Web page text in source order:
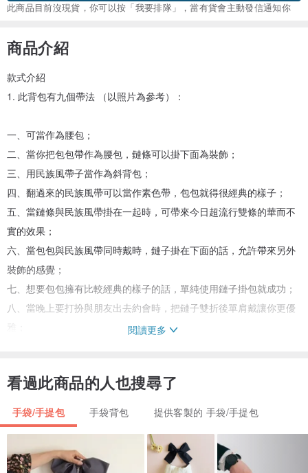
此商品目前沒現貨，你可以按「我要排隊」，當有貨會主動發信通知你
商品介紹
款式介紹
1. 此背包有九個帶法 （以照片為參考）：
一、可當作為腰包；
二、當你把包包帶作為腰包，鏈條可以掛下面為裝飾；
三、用民族風帶子當作為斜背包；
四、翻過來的民族風帶可以當作素色帶，包包就得很經典的樣子；
五、當鏈條與民族風帶掛在一起時，可帶來今日超流行雙條的華而不
實的效果；
六、當包包與民族風帶同時戴時，鏈子掛在下面的話，允許帶來另外
裝飾的感覺；
七、想要包包擁有比較經典的樣子的話，單純使用鏈子掛包就成功；
八、當晚上要打扮與朋友出去約會時，把鏈子雙折後單肩戴讓你更優
細節
材料： 牛皮，豬面皮（內裏）
尺寸：高 12.5 cm / 寬 19 cm / 厚 5.5 cm
帶子
閱讀更多
看過此商品的人也搜尋了
手袋/手提包 手袋背包 提供客製的 手袋/手提包